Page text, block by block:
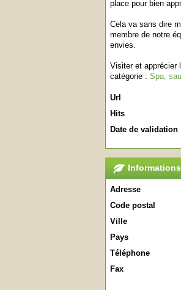
place pour bien
Cela va sans dire
membre de notre
envies.
Visiter et apprécier
catégorie : Spa,
Url
Hits
Date de validation
Adresse
Code postal
Ville
Pays
Téléphone
Fax